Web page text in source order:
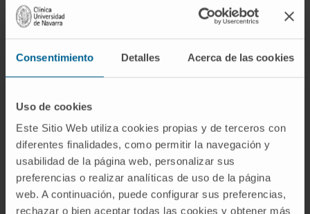
Consentimiento Detalles Acerca de las cookies
Uso de cookies
Este Sitio Web utiliza cookies propias y de terceros con
diferentes finalidades, como permitir la navegación y
usabilidad de la página web, personalizar sus
preferencias o realizar analíticas de uso de la página
web. A continuación, puede configurar sus preferencias,
rechazar o bien aceptar todas las cookies y obtener más
TRATAMIENTOS
El Departamento de
Neurología
de la Clínica Universidad de
Navarra